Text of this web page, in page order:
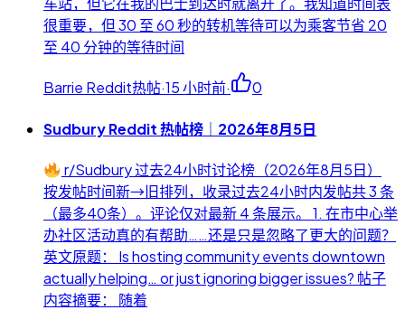
很重要，但 30 至 60 秒的转机等待可以为乘客节省 20
至 40 分钟的等待时间
Barrie Reddit热帖·15 小时前· 0
Sudbury Reddit 热帖榜｜2026年8月5日
r/Sudbury 过去24小时讨论榜（2026年8月5日）
按发帖时间新→旧排列，收录过去24小时内发帖共 3 条
（最多40条）。评论仅对最新 4 条展示。 1. 在市中心举
办社区活动真的有帮助……还是只是忽略了更大的问题？
英文原题： Is hosting community events downtown
actually helping… or just ignoring bigger issues? 帖子
内容摘要： 随着